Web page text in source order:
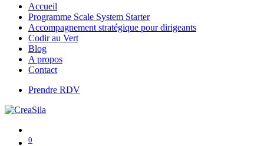
Accueil
Programme Scale System Starter
Accompagnement stratégique pour dirigeants
Codir au Vert
Blog
A propos
Contact
Prendre RDV
0